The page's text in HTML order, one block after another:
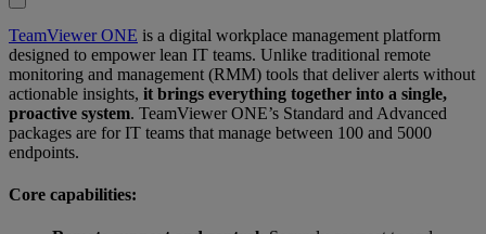
TeamViewer ONE is a digital workplace management platform
designed to empower lean IT teams. Unlike traditional remote
monitoring and management (RMM) tools that deliver alerts without
actionable insights, it brings everything together into a single,
proactive system. TeamViewer ONE’s Standard and Advanced
packages are for IT teams that manage between 100 and 5000
endpoints.
Core capabilities: